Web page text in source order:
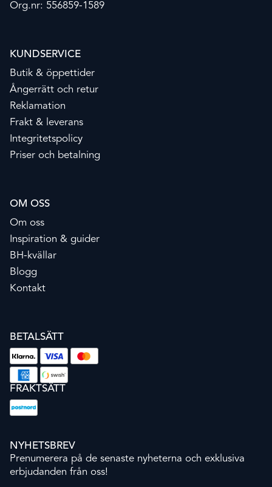
Org.nr: 556859-1589
KUNDSERVICE
Butik & öppettider
Ångerrätt och retur
Reklamation
Frakt & leverans
Integritetspolicy
Priser och betalning
OM OSS
Om oss
Inspiration & guider
BH-kvällar
Blogg
Kontakt
BETALSÄTT
FRAKTSÄTT
NYHETSBREV
Prenumerera på de senaste nyheterna och exklusiva
erbjudanden från oss!